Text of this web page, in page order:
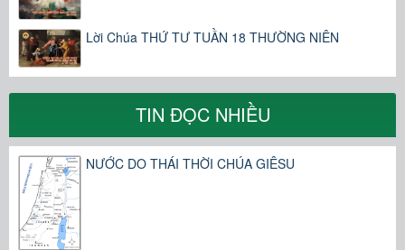
Lời Chúa THỨ TƯ TUẦN 18 THƯỜNG NIÊN
TIN ĐỌC NHIỀU
NƯỚC DO THÁI THỜI CHÚA GIÊSU